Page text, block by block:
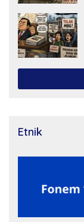
Etnik